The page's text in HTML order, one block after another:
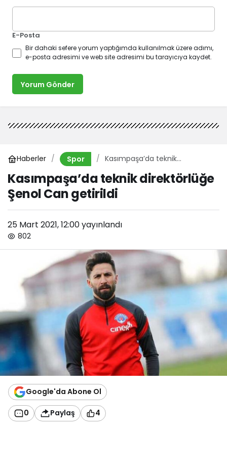
E-Posta
Bir dahaki sefere yorum yaptığımda kullanılmak üzere adımı,
e-posta adresimi ve web site adresimi bu tarayıcıya kaydet.
Yorum Gönder
Haberler Spor
Kasımpaşa’da teknik
Kasımpaşa’da teknik direktörlüğe
Şenol Can getirildi
25 Mart 2021, 12:00yayınlandı
802
Google'da Abone Ol
0 Paylaş 4